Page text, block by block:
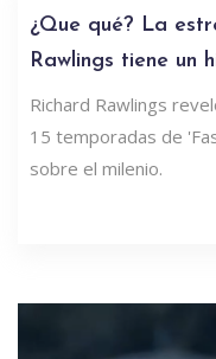
¿Que qué? La
Rawlings tiene un
Richard Rawlings
15 temporadas de
sobre el milenio.